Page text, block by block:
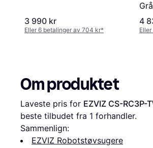
3 990 kr
Eller 6 betalinger av 704 kr*
Grå
4
Om produktet
Laveste pris for EZVIZ CS-RC3P-
beste tilbudet fra 1 forhandler.
Sammenlign:
EZVIZ Robotstøvsugere